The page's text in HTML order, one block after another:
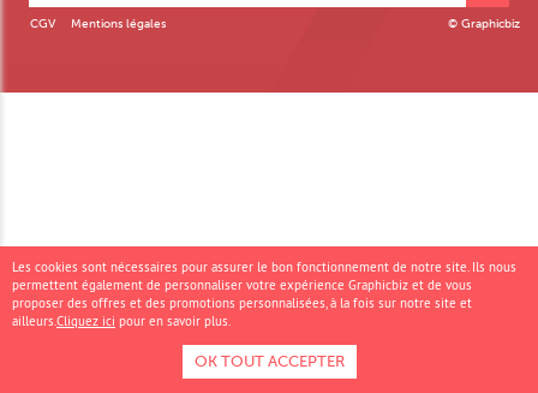
© Graphicbiz
CGV Mentions légales
Les cookies sont nécessaires pour assurer le bon fonctionnement de notre site. Ils nous
permettent également de personnaliser votre expérience Graphicbiz et de vous
proposer des offres et des promotions personnalisées, à la fois sur notre site et
ailleurs.Cliquez ici pour en savoir plus.